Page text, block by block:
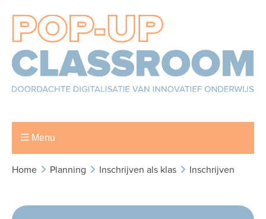
Menu
Home Planning Inschrijven als klas Inschrijven